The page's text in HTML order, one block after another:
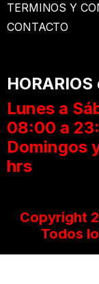
TERMINOS Y
CONTACTO
Lunes a
08:00 a
Domingos
hrs
Copyright
Todos